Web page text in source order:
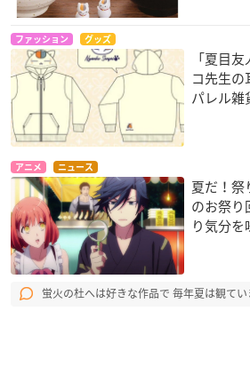
ファッション グッズ
「夏目
コ先生
パレル雑
アニメ ニュース
夏だ！祭
のお祭り
り気分を
蛍火の杜へは好きな作品で 毎年夏は観てい